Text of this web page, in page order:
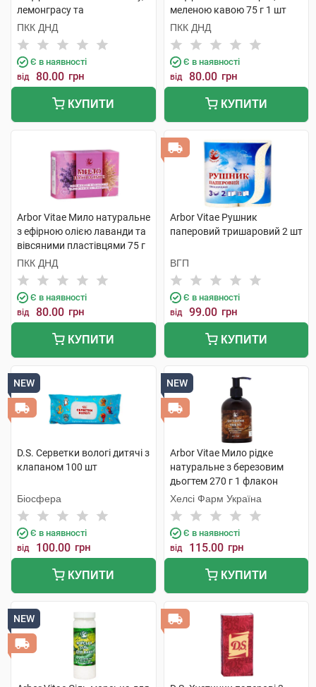
лемонграсу та
апельсиновою цедрою 75 г 1
шт
ПКК ДНД
Є в наявності
від 80.00 грн
КУПИТИ
меленою кавою 75 г 1 шт
ПКК ДНД
Є в наявності
від 80.00 грн
КУПИТИ
Arbor Vitae Мило натуральне
з ефірною олією лаванди та
вівсяними пластівцями 75 г
1 шт
ПКК ДНД
Є в наявності
від 80.00 грн
КУПИТИ
Arbor Vitae Рушник
паперовий тришаровий 2 шт
ВГП
Є в наявності
від 99.00 грн
КУПИТИ
NEW
D.S. Серветки вологі дитячі з
клапаном 100 шт
Біосфера
Є в наявності
від 100.00 грн
КУПИТИ
NEW
Arbor Vitae Мило рідке
натуральне з березовим
дьогтем 270 г 1 флакон
Хелсі Фарм Україна
Є в наявності
від 115.00 грн
КУПИТИ
NEW